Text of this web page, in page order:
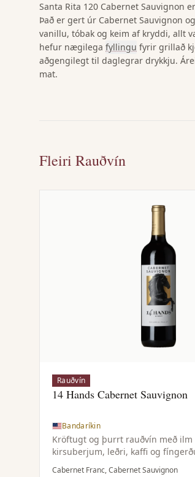
Santa Rita 120 Cabernet Sauvignon
Það er gert úr Cabernet Sauvignon
vanillu, tóbak og keim af kryddi, allt
hefur nægilega fyllingu fyrir grillað
aðgengilegt til daglegrar drykkju.
mat.
Fleiri Rauðvín
Rauðvín
14 Hands Cabernet Sauvignon
Bandaríkin
Kröftugt og þurrt rauðvín með ilm
kirsuberjum, leðri, kaffi og
Þétt og dökkt í munni með
Cabernet Franc, Cabernet Sauvignon